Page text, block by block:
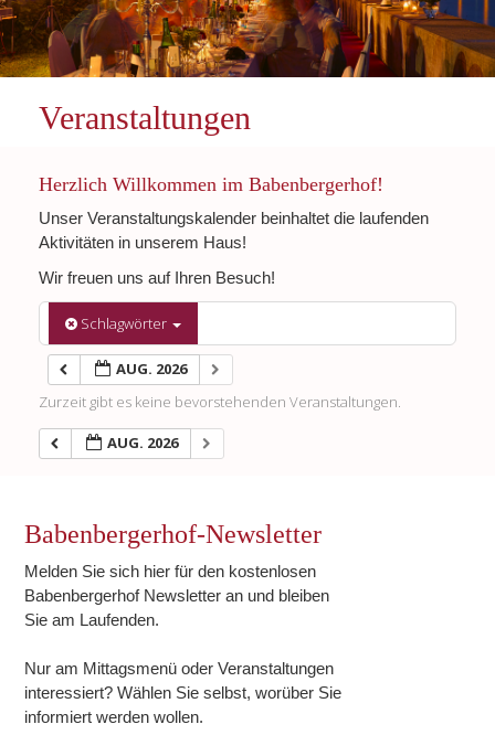
Veranstaltungen
Herzlich Willkommen im Babenbergerhof!
Unser Veranstaltungskalender beinhaltet die laufenden
Aktivitäten in unserem Haus!
Wir freuen uns auf Ihren Besuch!
Schlagwörter
AUG. 2026
Zurzeit gibt es keine bevorstehenden Veranstaltungen.
AUG. 2026
Babenbergerhof-Newsletter
Melden Sie sich hier für den kostenlosen
Babenbergerhof Newsletter an und bleiben
Sie am Laufenden.
Nur am Mittagsmenü oder Veranstaltungen
interessiert? Wählen Sie selbst, worüber Sie
informiert werden wollen.